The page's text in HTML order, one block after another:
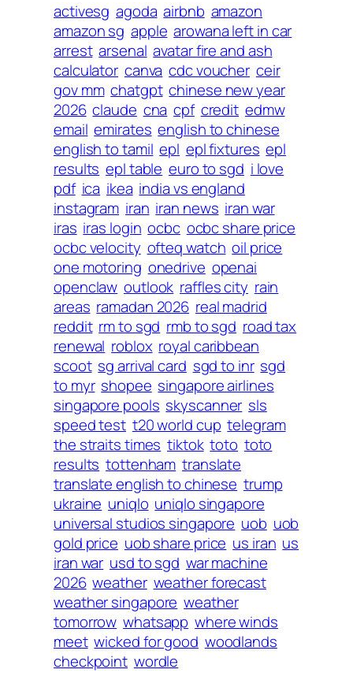
activesg agoda airbnb amazon
amazon sg apple arowana left in car
arrest arsenal avatar fire and ash
calculator canva cdc voucher ceir
gov mm chatgpt chinese new year
2026 claude cna cpf credit edmw
email emirates english to chinese
english to tamil epl epl fixtures epl
results epl table euro to sgd i love
pdf ica ikea india vs england
instagram iran iran news iran war
iras iras login ocbc ocbc share price
ocbc velocity ofteq watch oil price
one motoring onedrive openai
openclaw outlook raffles city rain
areas ramadan 2026 real madrid
reddit rm to sgd rmb to sgd road tax
renewal roblox royal caribbean
scoot sg arrival card sgd to inr sgd
to myr shopee singapore airlines
singapore pools skyscanner sls
speed test t20 world cup telegram
the straits times tiktok toto toto
results tottenham translate
translate english to chinese trump
ukraine uniqlo uniqlo singapore
universal studios singapore uob uob
gold price uob share price us iran us
iran war usd to sgd war machine
2026 weather weather forecast
weather singapore weather
tomorrow whatsapp where winds
meet wicked for good woodlands
checkpoint wordle